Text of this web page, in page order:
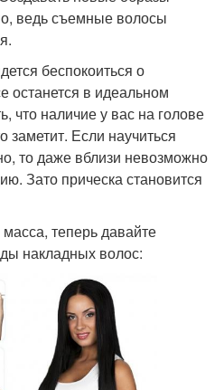
ведь съемные волосы
беспокоиться о
останется в идеальном
что наличие у вас на голове
заметит. Если научиться
то даже вблизи невозможно
Зато прическа становится
теперь давайте
накладных волос: